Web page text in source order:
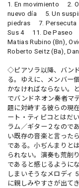
1. En movimiento 2.
nuevo día 5. Un
piedras 7.
Sus 4 11. De Paseo
Matias Rubino (Bn),
Roberto Seitz (Ba),
◇ピアソラ以降、バン
る。ゆえに、メンバー
かなければならない。
でバンドネオン奏者マ
題に対峙する彼らの現
ート・ティピコとはだ
ラム／ギター２なので
い既存の音楽と言った
である。小ぢんまりと
られない。演奏も荒削
であると感じるように
しまいそうなメロディ
に親しみやすさが出て